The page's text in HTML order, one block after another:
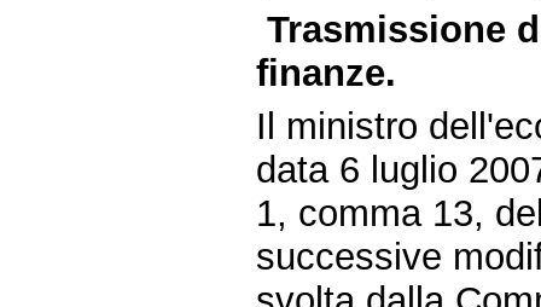
Trasmissione
finanze.
Il ministro
data 6 luglio
1, comma 13,
successive